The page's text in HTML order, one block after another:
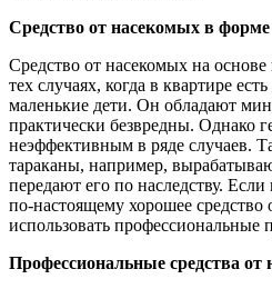
Средство от насекомых в форме
Средство от насекомых на основе
тех случаях, когда в квартире
маленькие дети. Он обладают
практически безвредны. Однако
неэффективным в ряде случаев.
тараканы, например,
передают его по наследству.
по-настоящему хорошее средство
использовать профессиональные
Профессиональные средства от